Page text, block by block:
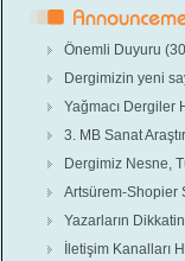
Önemli Duyuru
Dergimizin yeni
Yağmacı Dergiler
3. MB Sanat
Dergimiz Nesne,
Artsürem-Shopier
Yazarların
İletişim Kanalları